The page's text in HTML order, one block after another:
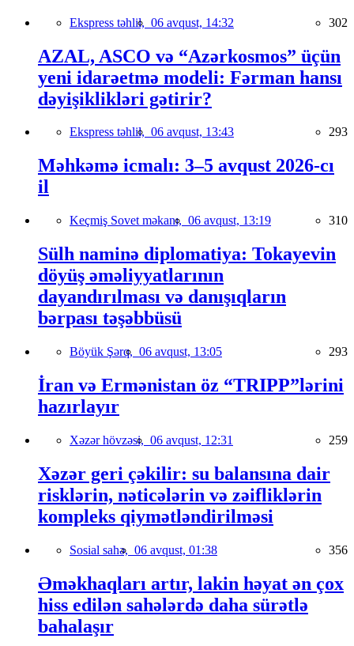
Ekspress təhlil, 06 avqust, 14:32 302
AZAL, ASCO və “Azərkosmos” üçün
yeni idarəetmə modeli: Fərman hansı
dəyişiklikləri gətirir?
Ekspress təhlil, 06 avqust, 13:43 293
Məhkəmə icmalı: 3–5 avqust 2026-cı
il
Keçmiş Sovet məkanı, 06 avqust, 13:19 310
Sülh naminə diplomatiya: Tokayevin
döyüş əməliyyatlarının
dayandırılması və danışıqların
bərpası təşəbbüsü
Böyük Şərq, 06 avqust, 13:05 293
İran və Ermənistan öz “TRIPP”lərini
hazırlayır
Xəzər hövzəsi, 06 avqust, 12:31 259
Xəzər geri çəkilir: su balansına dair
risklərin, nəticələrin və zəifliklərin
kompleks qiymətləndirilməsi
Sosial sahə, 06 avqust, 01:38 356
Əməkhaqları artır, lakin həyat ən çox
hiss edilən sahələrdə daha sürətlə
bahalaşır